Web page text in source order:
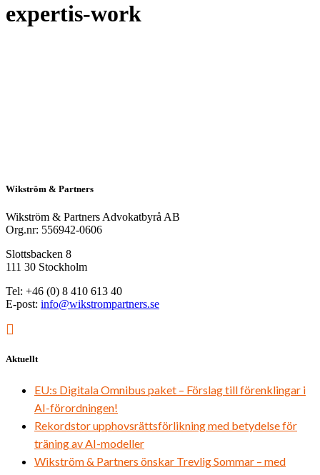
expertis-work
Wikström & Partners
Wikström & Partners Advokatbyrå AB
Org.nr: 556942-0606
Slottsbacken 8
111 30 Stockholm
Tel: +46 (0) 8 410 613 40
E-post: info@wikstrompartners.se
Aktuellt
EU:s Digitala Omnibus paket – Förslag till förenklingar i
AI-förordningen!
Rekordstor upphovsrättsförlikning med betydelse för
träning av AI-modeller
Wikström & Partners önskar Trevlig Sommar – med